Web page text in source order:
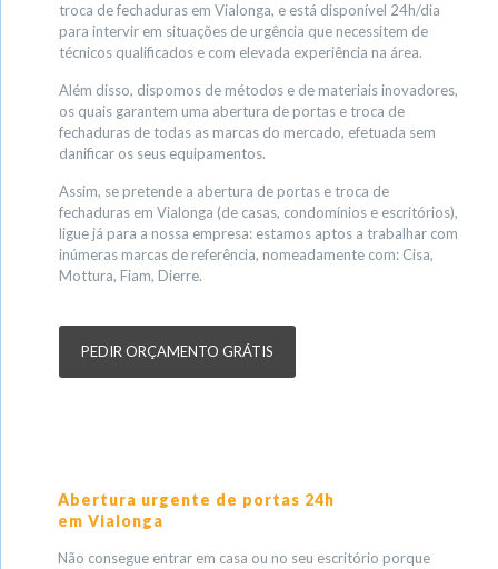
troca de fechaduras em Vialonga, e está disponível 24h/dia
para intervir em situações de urgência que necessitem de
técnicos qualificados e com elevada experiência na área.
Além disso, dispomos de métodos e de materiais inovadores,
os quais garantem uma abertura de portas e troca de
fechaduras de todas as marcas do mercado, efetuada sem
danificar os seus equipamentos.
Assim, se pretende a abertura de portas e troca de
fechaduras em Vialonga (de casas, condomínios e escritórios),
ligue já para a nossa empresa: estamos aptos a trabalhar com
inúmeras marcas de referência, nomeadamente com: Cisa,
Mottura, Fiam, Dierre.
PEDIR ORÇAMENTO GRÁTIS
Abertura urgente de portas 24h
em Vialonga
Não consegue entrar em casa ou no seu escritório porque